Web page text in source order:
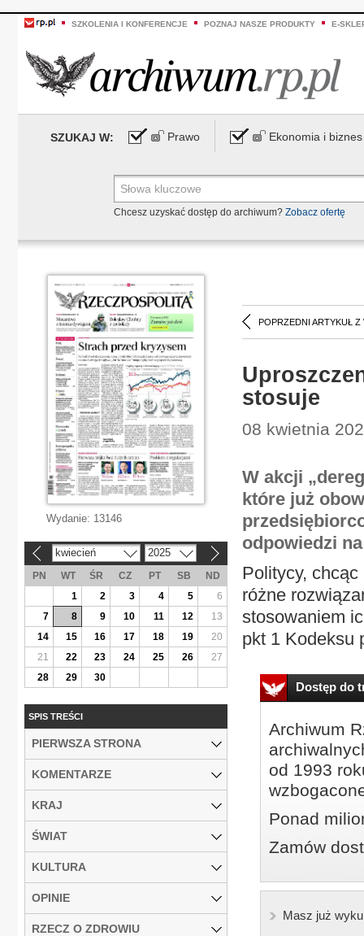
SZKOLENIA I KONFERENCJE POZNAJ NASZE PRODUKTY E-
SZUKAJ W: Prawo Ekonomia i biznes
Chcesz uzyskać dostęp do archiwum? Zobacz ofertę
POPRZEDNI ARTYKUŁ Z
stosuje
08 kwietnia
W akcji
które już
odpowiedzi
Politycy,
różne
stosowaniem
pkt 1 Kodeksu
Dostęp do
Archiwum
od 1993
Ponad
Zamów
Masz już
Wydanie: 13146
kwiecień 2025
PN WT ŚR CZ PT SB
ND
1
2 3 4 5
6
7
8 9 10 11 12
13
14
15 16 17 18 19
20
21
22 23 24 25 26
27
28
29 30
SPIS TREŚCI
PIERWSZA STRONA
KOMENTARZE
KRAJ
ŚWIAT
KULTURA
OPINIE
RZECZ O ZDROWIU